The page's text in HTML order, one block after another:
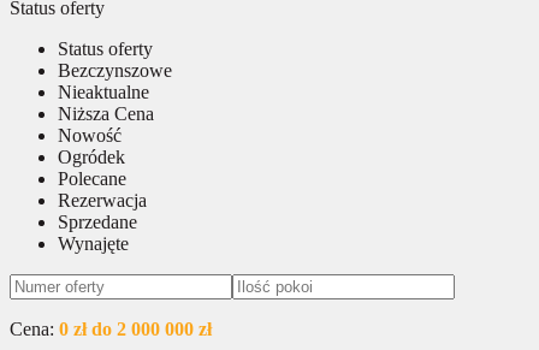
Status oferty
Status oferty
Bezczynszowe
Nieaktualne
Niższa Cena
Nowość
Ogródek
Polecane
Rezerwacja
Sprzedane
Wynajęte
Cena: 0 zł do 2 000 000 zł